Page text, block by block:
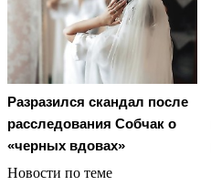
Разразился скандал после
расследования Собчак о
«черных вдовах»
Новости по теме